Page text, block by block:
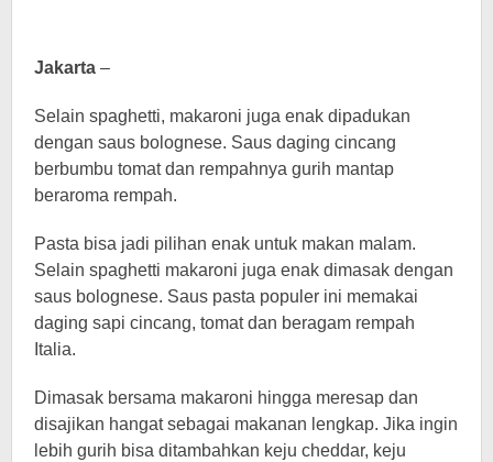
Jakarta –
Selain spaghetti, makaroni juga enak dipadukan
dengan saus bolognese. Saus daging cincang
berbumbu tomat dan rempahnya gurih mantap
beraroma rempah.
Pasta bisa jadi pilihan enak untuk makan malam.
Selain spaghetti makaroni juga enak dimasak dengan
saus bolognese. Saus pasta populer ini memakai
daging sapi cincang, tomat dan beragam rempah
Italia.
Dimasak bersama makaroni hingga meresap dan
disajikan hangat sebagai makanan lengkap. Jika ingin
lebih gurih bisa ditambahkan keju cheddar, keju